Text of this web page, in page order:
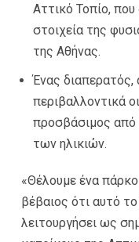
Αττικό Τοπίο,
στοιχεία της
της Αθήνας.
Ένας διαπερατός,
περιβαλλοντικά
προσβάσιμος από
των ηλικιών.
«Θέλουμε ένα πάρκο
βέβαιος ότι αυτό
λειτουργήσει ως